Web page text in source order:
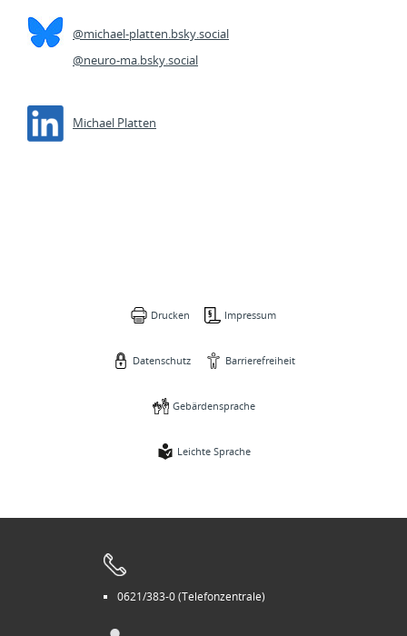
@michael-platten.bsky.social
@neuro-ma.bsky.social
Michael Platten
Drucken Impressum
Datenschutz Barrierefreiheit
Gebärdensprache
Leichte Sprache
0621/383-0 (Telefonzentrale)